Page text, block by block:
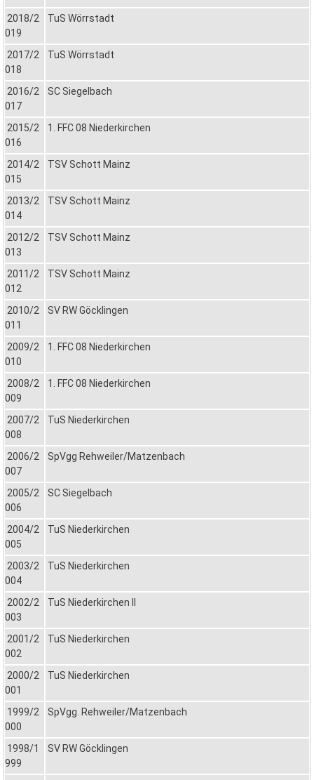
2018/2
019
TuS Wörrstadt
2017/2
018
TuS Wörrstadt
2016/2
017
SC Siegelbach
2015/2
016
1. FFC 08 Niederkirchen
2014/2
015
TSV Schott Mainz
2013/2
014
TSV Schott Mainz
2012/2
013
TSV Schott Mainz
2011/2
012
TSV Schott Mainz
2010/2
011
SV RW Göcklingen
2009/2
010
1. FFC 08 Niederkirchen
2008/2
009
1. FFC 08 Niederkirchen
2007/2
008
TuS Niederkirchen
2006/2
007
SpVgg Rehweiler/Matzenbach
2005/2
006
SC Siegelbach
2004/2
005
TuS Niederkirchen
2003/2
004
TuS Niederkirchen
2002/2
003
TuS Niederkirchen II
2001/2
002
TuS Niederkirchen
2000/2
001
TuS Niederkirchen
1999/2
000
SpVgg. Rehweiler/Matzenbach
1998/1
999
SV RW Göcklingen